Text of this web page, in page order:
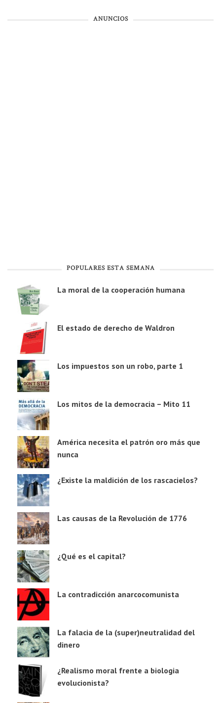
ANUNCIOS
POPULARES ESTA SEMANA
La moral de la cooperación humana
El estado de derecho de Waldron
Los impuestos son un robo, parte 1
Los mitos de la democracia – Mito 11
América necesita el patrón oro más que
nunca
¿Existe la maldición de los rascacielos?
Las causas de la Revolución de 1776
¿Qué es el capital?
La contradicción anarcocomunista
La falacia de la (super)neutralidad del
dinero
¿Realismo moral frente a biologia
evolucionista?